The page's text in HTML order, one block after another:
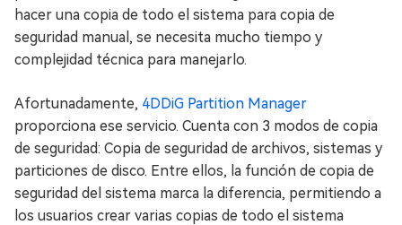
hacer una copia de todo el sistema para copia de
seguridad manual, se necesita mucho tiempo y
complejidad técnica para manejarlo.
Afortunadamente, 4DDiG Partition Manager
proporciona ese servicio. Cuenta con 3 modos de copia
de seguridad: Copia de seguridad de archivos, sistemas y
particiones de disco. Entre ellos, la función de copia de
seguridad del sistema marca la diferencia, permitiendo a
los usuarios crear varias copias de todo el sistema